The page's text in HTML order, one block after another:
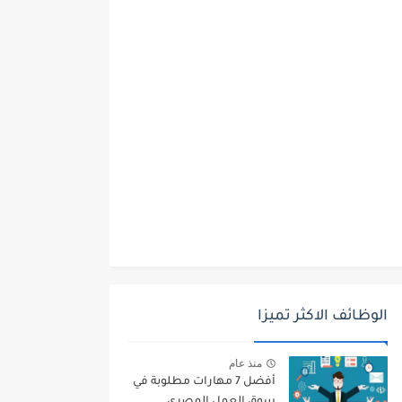
الوظائف الاكثر تميزا
منذ عام
أفضل 7 مهارات مطلوبة في